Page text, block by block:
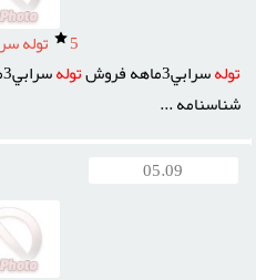
5
توله
تولهسرابي3ماهه فروش توله
شناسنامه ...
05.09